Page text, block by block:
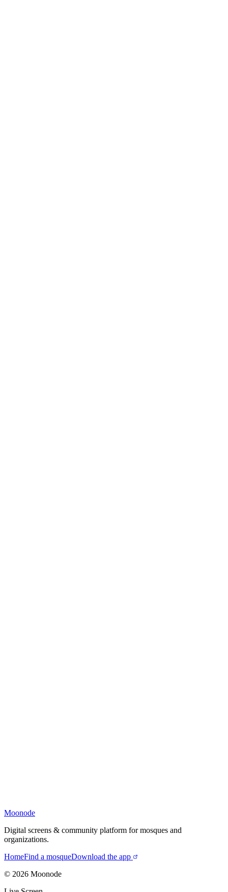
Moonode
Digital screens & community platform for mosques and
organizations.
HomeFind a mosqueDownload the app
© 2026 Moonode